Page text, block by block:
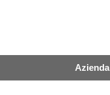
Azienda